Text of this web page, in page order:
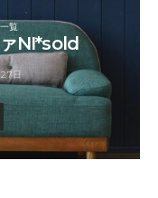
覧
NI*sold
27日